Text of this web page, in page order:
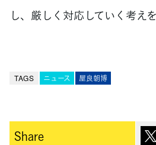
し、厳しく対応していく考え
TAGS ニュース 屋良朝博
Share